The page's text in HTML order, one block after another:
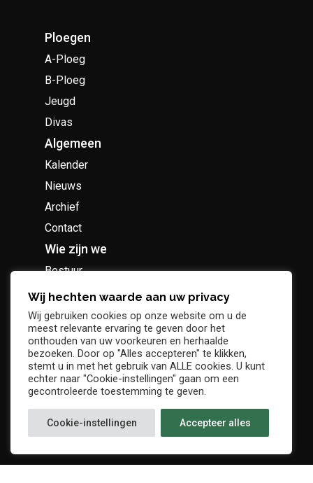
Ploegen
A-Ploeg
B-Ploeg
Jeugd
Divas
Algemeen
Kalender
Nieuws
Archief
Contact
Wie zijn we
Bestuur
Geschiedenis
Supportersclub
Socio Business Club
Wij hechten waarde aan uw privacy
Wij gebruiken cookies op onze website om u de
meest relevante ervaring te geven door het
onthouden van uw voorkeuren en herhaalde
bezoeken. Door op "Alles accepteren" te klikken,
stemt u in met het gebruik van ALLE cookies. U kunt
echter naar "Cookie-instellingen" gaan om een
gecontroleerde toestemming te geven.
Cookie-instellingen Accepteer alles